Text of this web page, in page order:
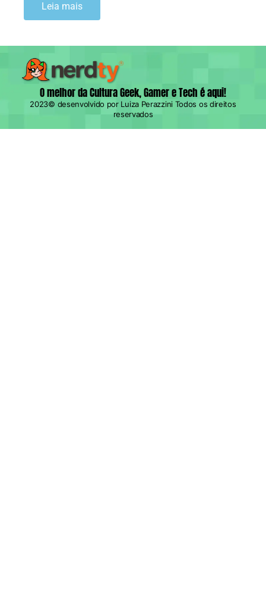
Leia mais
O melhor da Cultura Geek, Gamer e Tech é aqui!
2023© desenvolvido por Luiza Perazzini Todos os direitos
reservados